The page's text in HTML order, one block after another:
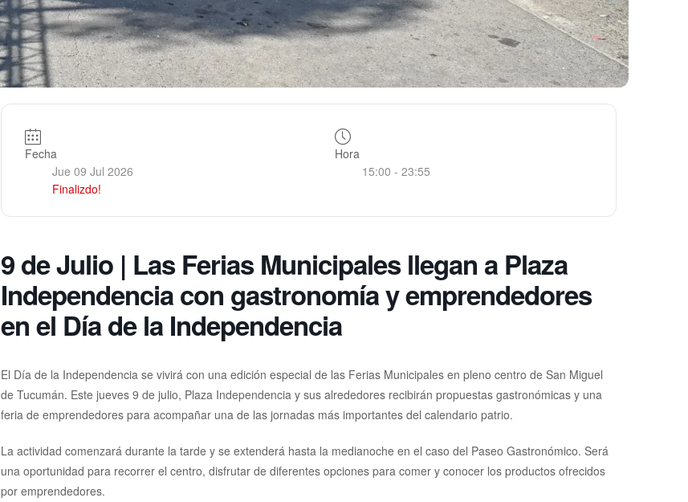
Fecha
Jue 09 Jul 2026
Finalizdo!
Hora
15:00 - 23:55
9 de Julio | Las Ferias Municipales llegan a Plaza
Independencia con gastronomía y emprendedores
en el Día de la Independencia
El Día de la Independencia se vivirá con una edición especial de las Ferias Municipales en pleno centro de San Miguel
de Tucumán. Este jueves 9 de julio, Plaza Independencia y sus alrededores recibirán propuestas gastronómicas y una
feria de emprendedores para acompañar una de las jornadas más importantes del calendario patrio.
La actividad comenzará durante la tarde y se extenderá hasta la medianoche en el caso del Paseo Gastronómico. Será
una oportunidad para recorrer el centro, disfrutar de diferentes opciones para comer y conocer los productos ofrecidos
por emprendedores.